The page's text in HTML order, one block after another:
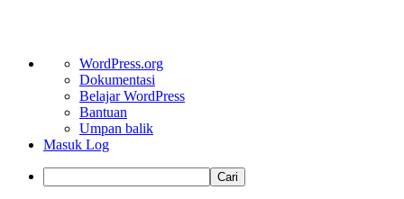
Tentang
WordPress
WordPress.org
Dokumentasi
Belajar WordPress
Bantuan
Umpan balik
Masuk Log
Cari